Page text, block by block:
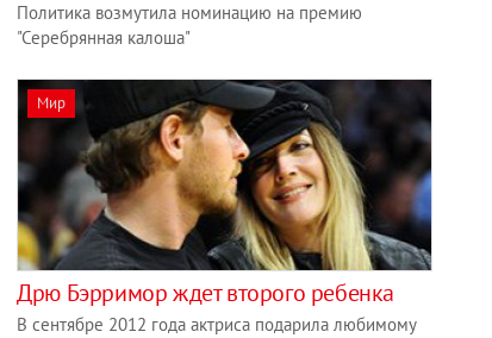
Политика возмутила номинацию на премию
"Серебрянная калоша"
Мир
Дрю Бэрримор ждет второго ребенка
В сентябре 2012 года актриса подарила любимому